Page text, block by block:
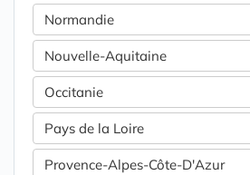
Normandie
Nouvelle-Aquitaine
Occitanie
Pays de la Loire
Provence-Alpes-Côte-D'Azur